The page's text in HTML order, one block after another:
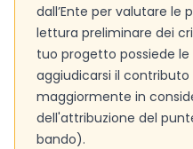
dall’Ente per valutare le
lettura preliminare dei
tuo progetto possiede
aggiudicarsi il
maggiormente in
dell'attribuzione del
bando).